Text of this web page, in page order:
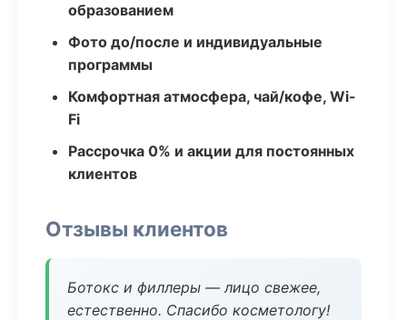
образованием
Фото до/после и индивидуальные
программы
Комфортная атмосфера, чай/кофе, Wi-
Fi
Рассрочка 0% и акции для постоянных
клиентов
Отзывы клиентов
Ботокс и филлеры — лицо свежее,
естественно. Спасибо косметологу!